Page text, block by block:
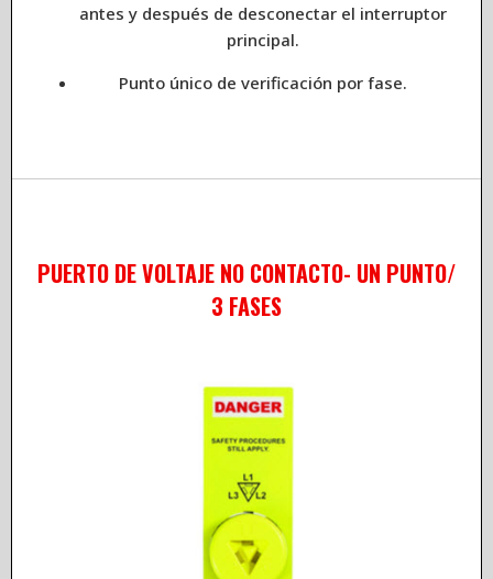
antes y después de desconectar el interruptor
principal.
Punto único de verificación por fase.
PUERTO DE VOLTAJE NO CONTACTO- UN PUNTO/
3 FASES